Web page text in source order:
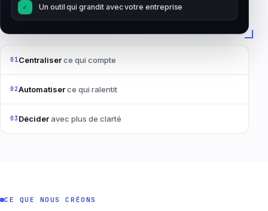
✓ Un outil qui grandit avec votre entreprise
01Centraliserce qui compte
02Automatiserce qui ralentit
03 Décideravec plus de clarté
CE QUE NOUS CRÉONS